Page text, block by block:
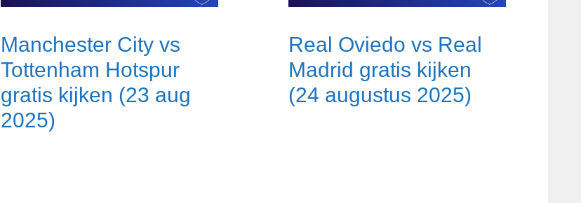
Manchester City vs
Tottenham Hotspur
gratis kijken (23 aug
2025)
Real Oviedo vs Real
Madrid gratis kijken
(24 augustus 2025)